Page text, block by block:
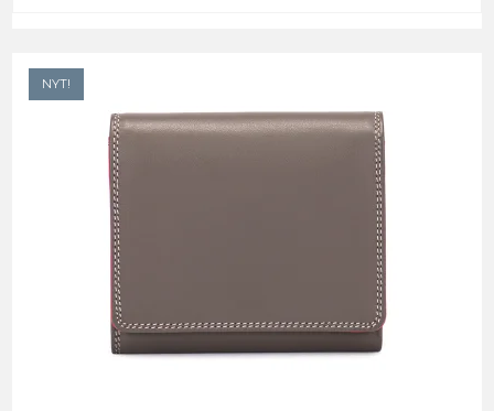
NYT!